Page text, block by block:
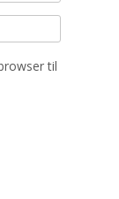
til